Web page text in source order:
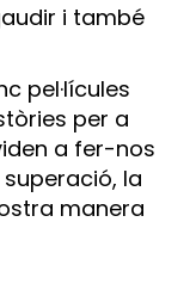
i també
pel·lícules
per a
a fer-nos
la
manera